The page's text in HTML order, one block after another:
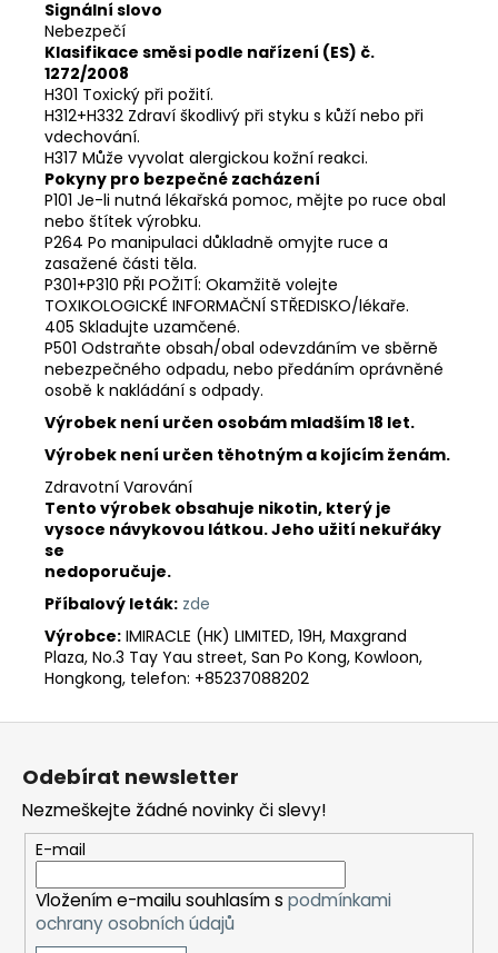
Signální slovo
Nebezpečí
Klasifikace směsi podle nařízení (ES) č.
1272/2008
H301 Toxický při požití.
H312+H332 Zdraví škodlivý při styku s kůží nebo při
vdechování.
H317 Může vyvolat alergickou kožní reakci.
Pokyny pro bezpečné zacházení
P101 Je-li nutná lékařská pomoc, mějte po ruce obal
nebo štítek výrobku.
P264 Po manipulaci důkladně omyjte ruce a
zasažené části těla.
P301+P310 PŘI POŽITÍ: Okamžitě volejte
TOXIKOLOGICKÉ INFORMAČNÍ STŘEDISKO/lékaře.
405 Skladujte uzamčené.
P501 Odstraňte obsah/obal odevzdáním ve sběrně
nebezpečného odpadu, nebo předáním oprávněné
osobě k nakládání s odpady.
Výrobek není určen osobám mladším 18 let.
Výrobek není určen těhotným a kojícím ženám.
Zdravotní Varování
Tento výrobek obsahuje nikotin, který je
vysoce návykovou látkou. Jeho užití nekuřáky
se
nedoporučuje.
Příbalový leták: zde
Výrobce: IMIRACLE (HK) LIMITED, 19H, Maxgrand
Plaza, No.3 Tay Yau street, San Po Kong, Kowloon,
Hongkong, telefon: +85237088202
Odebírat newsletter
Nezmeškejte žádné novinky či slevy!
E-mail
Vložením e-mailu souhlasím s podmínkami
ochrany osobních údajů